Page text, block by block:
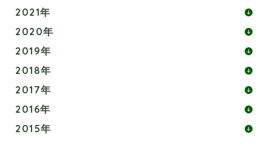
2021年
2020年
2019年
2018年
2017年
2016年
2015年